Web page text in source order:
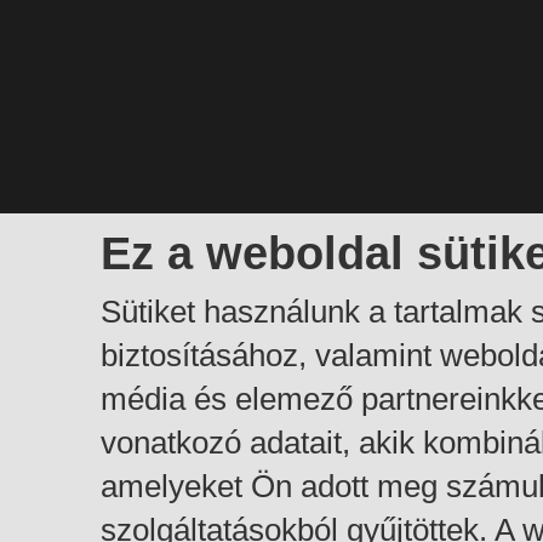
Ez a weboldal
Sütiket használunk a tartalmak
biztosításához, valamint
média és elemező
vonatkozó adatait, akik
amelyeket Ön adott meg
szolgáltatásokból gyűjtöttek. A